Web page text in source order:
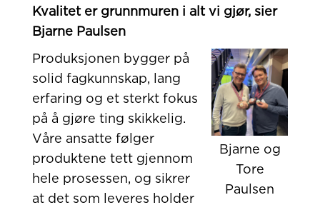
Kvalitet er grunnmuren i alt vi gjør, sier
Bjarne Paulsen
Bjarne og
Tore
Paulsen
Produksjonen bygger på
solid fagkunnskap, lang
erfaring og et sterkt fokus
på å gjøre ting skikkelig.
Våre ansatte følger
produktene tett gjennom
hele prosessen, og sikrer
at det som leveres holder